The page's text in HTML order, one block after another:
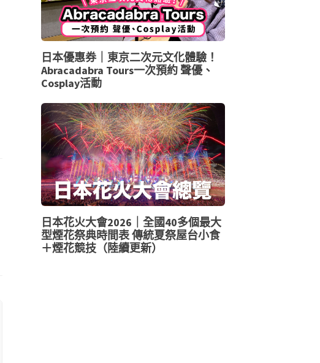
日本優惠券｜東京二次元文化體驗！
Abracadabra Tours一次預約 聲優、
Cosplay活動
日本花火大會2026｜全國40多個最大
型煙花祭典時間表 傳統夏祭屋台小食
＋煙花競技（陸續更新）